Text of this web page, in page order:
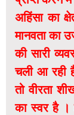
अहिंसा का
मानवता का
की सारी
चली आ रही
तो वीरता
का स्वर है ।